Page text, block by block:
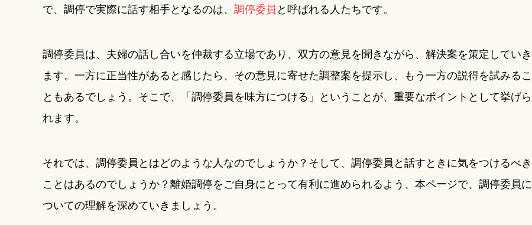
で、調停で実際に話す相手となるのは、 調停委員と呼ばれる人たちです。
調停委員は、夫婦の話し合いを仲裁する立場であり、双方の意見を聞きながら、解決案を策定していき
ます。一方に正当性があると感じたら、その意見に寄せた調整案を提示し、もう一方の説得を試みるこ
ともあるでしょう。そこで、「調停委員を味方につける」ということが、重要なポイントとして挙げら
れます。
それでは、調停委員とはどのような人なのでしょうか？そして、調停委員と話すときに気をつけるべき
ことはあるのでしょうか？離婚調停をご自身にとって有利に進められるよう、本ページで、調停委員に
ついての理解を深めていきましょう。